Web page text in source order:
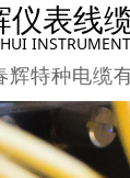
特种电
仪表线